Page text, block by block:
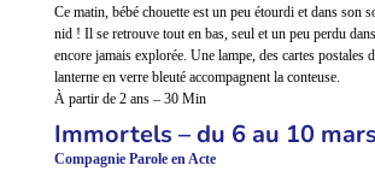
Ce matin, bébé chouette est un peu étourdi et dans son
nid ! Il se retrouve tout en bas, seul et un peu perdu
encore jamais explorée. Une lampe, des cartes postales
lanterne en verre bleuté accompagnent la conteuse.
À partir de 2 ans – 30 Min
Immortels – du 6 au 10
Compagnie Parole en Acte